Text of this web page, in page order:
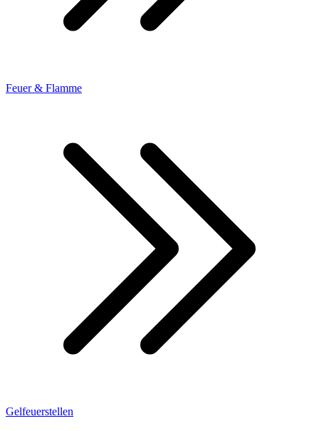
Feuer & Flamme
Gelfeuerstellen